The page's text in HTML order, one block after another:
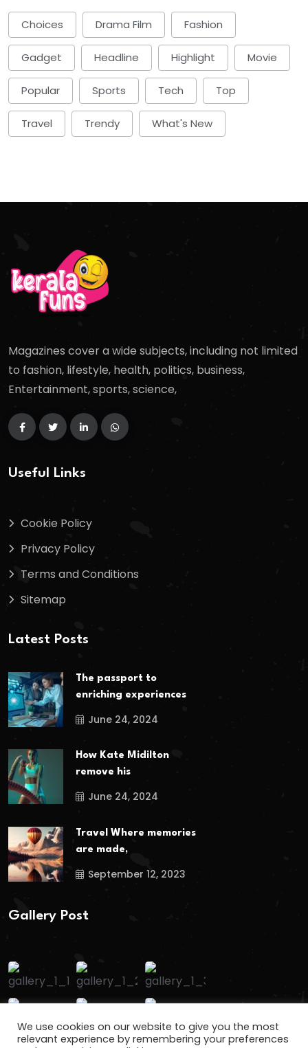
Choices Drama Film Fashion
Gadget Headline Highlight Movie
Popular Sports Tech Top
Travel Trendy What's New
Magazines cover a wide subjects, including not limited
to fashion, lifestyle, health, politics, business,
Entertainment, sports, science,
Useful Links
Cookie Policy
Privacy Policy
Terms and Conditions
Sitemap
Latest Posts
The passport to
enriching experiences
June 24, 2024
How Kate Midilton
remove his
June 24, 2024
Travel Where memories
are made,
September 12, 2023
Gallery Post
We use cookies on our website to give you the most
relevant experience by remembering your preferences